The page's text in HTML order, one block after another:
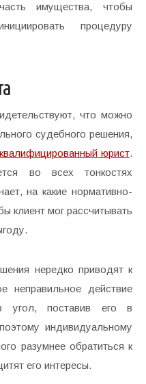
имущества, чтобы
процедуру
что можно
судебного решения,
квалифицированный юрист.
во всех тонкостях
на какие нормативно-
клиент мог рассчитывать
нередко приводят к
неправильное действие
угол, поставив его в
индивидуальному
разумнее обратиться к
его интересы.